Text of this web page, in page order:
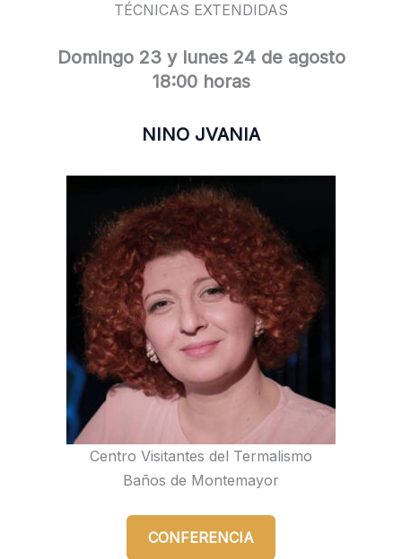
TÉCNICAS EXTENDIDAS
Domingo 23 y lunes 24 de agosto
18:00 horas
NINO JVANIA
Centro Visitantes del Termalismo
Baños de Montemayor
CONFERENCIA